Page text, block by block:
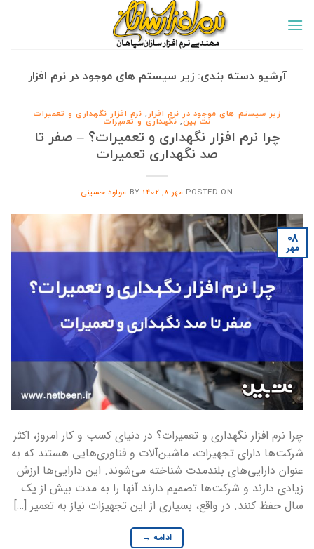
آرشیو دسته بندی:زیر سیستم های موجود در نرم افزار
زیر سیستم های موجود در نرم افزار , نرم افزار نگهداری و تعمیرات
نت بین, نگهداری و تعمیرات
چرا نرم افزار نگهداری و تعمیرات؟ – صفر تا
صد نگهداری تعمیرات
POSTED ON مهر 8, 1402 BY مولود حسینی
۰۸
مهر
چرا نرم افزار نگهداری و تعمیرات؟ در دنیای کسب و کار امروز، اکثر
شرکت‌ها دارای تجهیزات، ماشین‌آلات و فناوری‌هایی هستند که به
عنوان دارایی‌های بلندمدت شناخته می‌شوند. این دارایی‌ها ارزش
زیادی دارند و شرکت‌ها تصمیم دارند آنها را به مدت بیش از یک
سال حفظ کنند. در واقع، بسیاری از این تجهیزات نیاز به تعمیر […]
ادامه →